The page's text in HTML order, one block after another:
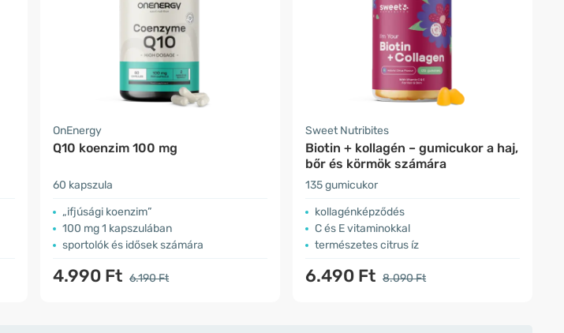
OnEnergy
Q10 koenzim 100 mg
60 kapszula
„ifjúsági koenzim”
100 mg 1 kapszulában
sportolók és idősek számára
4.990 Ft 6.190 Ft
Sweet Nutribites
Biotin + kollagén – gumicukor a haj,
bőr és körmök számára
135 gumicukor
kollagénképződés
C és E vitaminokkal
természetes citrus íz
6.490 Ft 8.090 Ft